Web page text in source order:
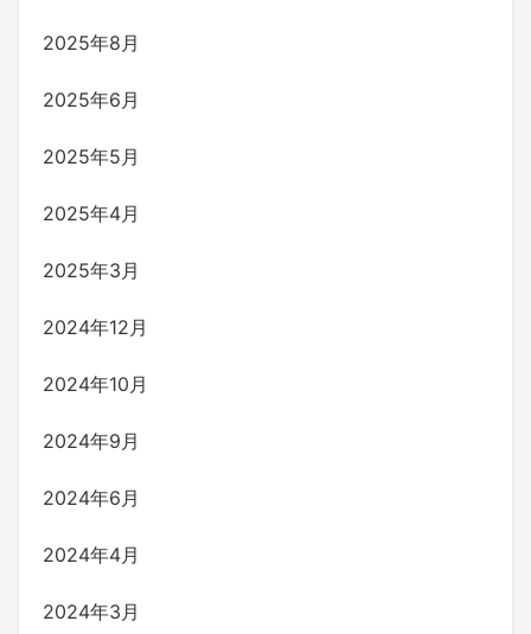
2025年8月
2025年6月
2025年5月
2025年4月
2025年3月
2024年12月
2024年10月
2024年9月
2024年6月
2024年4月
2024年3月